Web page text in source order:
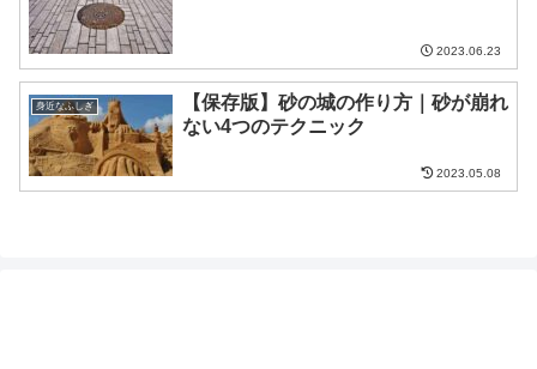
2023.06.23
身近なふしぎ
【保存版】砂の城の作り方｜砂が崩れ
ない4つのテクニック
2023.05.08